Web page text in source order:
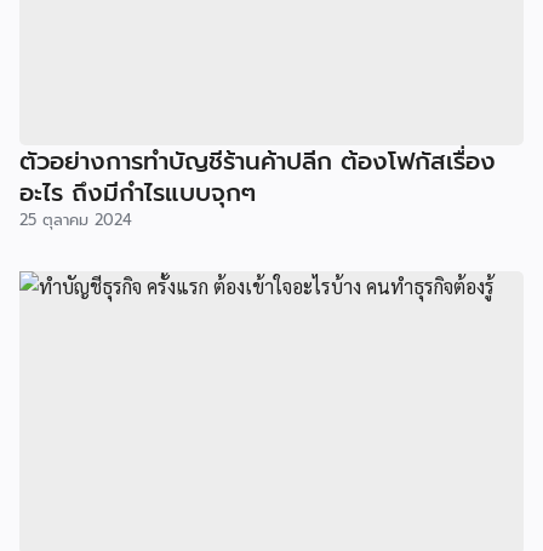
ตัวอย่างการทำบัญชีร้านค้าปลีก ต้องโฟกัสเรื่อง
อะไร ถึงมีกำไรแบบจุกๆ
25 ตุลาคม 2024